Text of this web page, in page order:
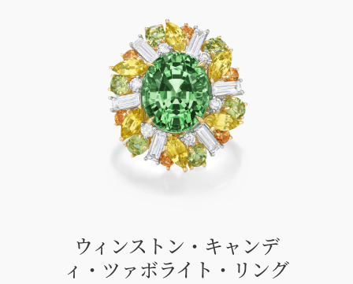
ウィンストン・キャンデ
ィ・ツァボライト・リング